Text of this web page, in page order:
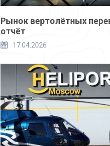
Рынок вертолётных
отчёт
17.04.2026